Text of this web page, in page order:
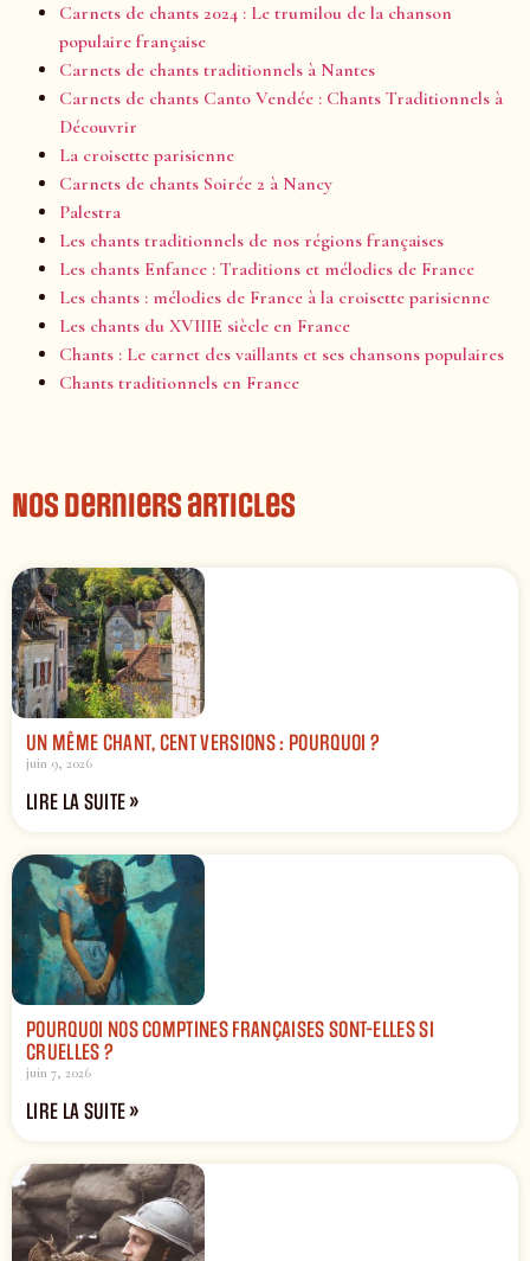
Carnets de chants 2024 : Le trumilou de la chanson
populaire française
Carnets de chants traditionnels à Nantes
Carnets de chants Canto Vendée : Chants Traditionnels à
Découvrir
La croisette parisienne
Carnets de chants Soirée 2 à Nancy
Palestra
Les chants traditionnels de nos régions françaises
Les chants Enfance : Traditions et mélodies de France
Les chants : mélodies de France à la croisette parisienne
Les chants du XVIIIE siècle en France
Chants : Le carnet des vaillants et ses chansons populaires
Chants traditionnels en France
Nos derniers articles
UN MÊME CHANT, CENT VERSIONS : POURQUOI ?
juin 9, 2026
LIRE LA SUITE »
POURQUOI NOS COMPTINES FRANÇAISES SONT-ELLES SI
CRUELLES ?
juin 7, 2026
LIRE LA SUITE »